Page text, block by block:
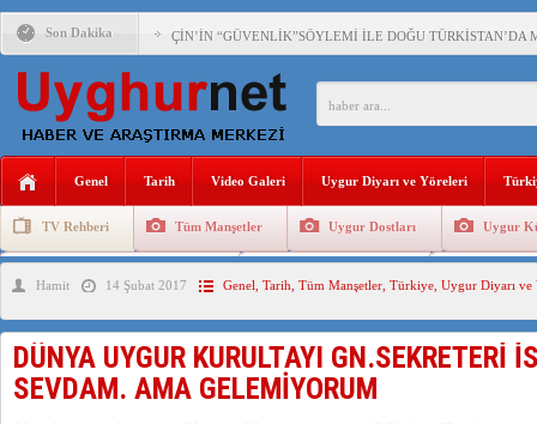
Son Dakika ÇİN’İN “GÜVENLİK”SÖYLEMİ İLE DOĞU TÜRKİSTAN’DA
PAKİSTAN,AFGANİSTAN’DA YAŞAYAN UYGURLARA
ANAHTAR PARTİ GENEL BAŞKANI AĞIRALİOĞLU :
ÇİN’İN DOĞU TÜRKİSTAN’DAKİ UYGULAMALARI
150 YILDIR KAYNAYAN YARAMIZ : ÇİN İŞGALİNDEKİ
ÇİN’İN UYGUR POLİTİKALARINI ÖVEN DİYANET
MHP’DEN URUMÇİ KATLİAMI MESAJİ : 05.07.2009
Genel Tarih Video Galeri Uygur Diyarı ve Yöreleri
TV Rehberi Tüm Manşetler Uygur Dostları Uygur
Uygurlarda Düğün ve Cenaze
Hamit 14 Şubat 2017 Genel Tarih Tüm Manşetler Türkiye Uygur Diyarı ve
DÜNYA UYGUR KURULTAYI GN.SEKRETERİ
SEVDAM. AMA GELEMİYORUM